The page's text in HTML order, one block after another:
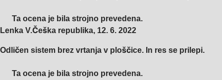
Ta ocena je bila strojno prevedena.
Lenka V.Češka republika, 12. 6. 2022
Odličen sistem brez vrtanja v ploščice. In res se prilepi.
Ta ocena je bila strojno prevedena.